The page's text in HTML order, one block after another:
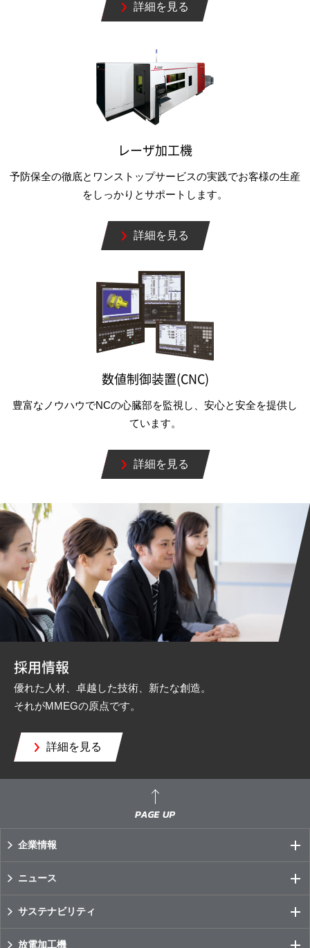
詳細を見る
レーザ加工機
予防保全の徹底とワンストップサービスの実践でお客様の生産
をしっかりとサポートします。
詳細を見る
数値制御装置(CNC)
豊富なノウハウでNCの心臓部を監視し、安心と安全を提供し
ています。
詳細を見る
採用情報
優れた人材、卓越した技術、新たな創造。
それがMMEGの原点です。
詳細を見る
企業情報
ニュース
サステナビリティ
放電加工機